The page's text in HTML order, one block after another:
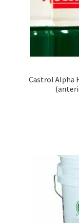
Castrol Alpha